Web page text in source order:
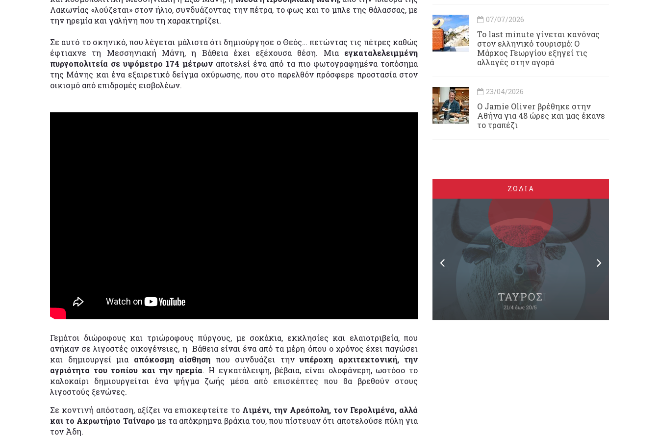
Λακωνίας «λούζεται» στον ήλιο, συνδυάζοντας την πέτρα, το φως και το μπλε της θάλασσας, με
την ηρεμία και γαλήνη που τη χαρακτηρίζει.
Σε αυτό το σκηνικό, που λέγεται μάλιστα ότι δημιούργησε ο Θεός… πετώντας τις πέτρες καθώς
έφτιαχνε τη Μεσσηνιακή Μάνη, η Βάθεια έχει εξέχουσα θέση. Μια εγκαταλελειμμένη
πυργοπολιτεία σε υψόμετρο 174 μέτρων αποτελεί ένα από τα πιο φωτογραφημένα τοπόσημα
της Μάνης και ένα εξαιρετικό δείγμα οχύρωσης, που στο παρελθόν πρόσφερε προστασία στον
οικισμό από επιδρομές εισβολέων.
Γεμάτοι διώροφους και τριώροφους πύργους, με σοκάκια, εκκλησίες και ελαιοτριβεία, που
ανήκαν σε λιγοστές οικογένειες, η Βάθεια είναι ένα από τα μέρη όπου ο χρόνος έχει παγώσει
και δημιουργεί μια απόκοσμη αίσθηση που συνδυάζει τηνυπέροχη αρχιτεκτονική, την
αγριότητα του τοπίου και την ηρεμία. Η εγκατάλειψη, βέβαια, είναι ολοφάνερη, ωστόσο το
καλοκαίρι δημιουργείται ένα ψήγμα ζωής μέσα από επισκέπτες που θα βρεθούν στους
λιγοστούς ξενώνες.
Σε κοντινή απόσταση, αξίζει να επισκεφτείτε το Λιμένι, την Αρεόπολη, τον Γερολιμένα, αλλά
και το Ακρωτήριο Ταίναρο με τα απόκρημνα βράχια του, που πίστευαν ότι αποτελούσε πύλη για
τον Άδη.
07/07/2026
Το last minute γίνεται κανόνας
στον ελληνικό τουρισμό: Ο
Μάρκος Γεωργίου εξηγεί τις
αλλαγές στην αγορά
23/04/2026
Ο Jamie Oliver βρέθηκε στην
Αθήνα για 48 ώρες και μας έκανε
το τραπέζι
ΖΩΔΙΑ